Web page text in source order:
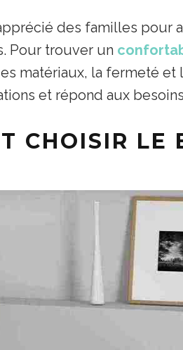
des familles pour
Pour trouver un
matériaux, la fermeté
et répond aux
CHOISIR LE